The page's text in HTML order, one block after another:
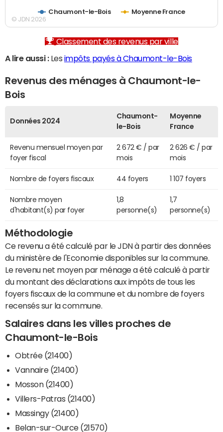
Chaumont-le-Bois Moyenne France
© JDN 2026
Classement des revenus par ville
A lire aussi :Les impôts payés à Chaumont-le-Bois
Revenus des ménages à Chaumont-le-
Bois
Données 2024
Chaumont-
le-Bois
Moyenne
France
Revenu mensuel moyen par
foyer fiscal
2 672 € / par
mois
2 626 € / par
mois
Nombre de foyers fiscaux 44 foyers 1 107 foyers
Nombre moyen
d'habitant(s) par foyer
1,8
personne(s)
1,7
personne(s)
Méthodologie
Ce revenu a été calculé par le JDN à partir des données
du ministère de l'Economie disponibles sur la commune.
Le revenu net moyen par ménage a été calculé à partir
du montant des déclarations aux impôts de tous les
foyers fiscaux de la commune et du nombre de foyers
recensés sur la commune.
Salaires dans les villes proches de
Chaumont-le-Bois
Obtrée (21400)
Vannaire (21400)
Mosson (21400)
Villers-Patras (21400)
Massingy (21400)
Belan-sur-Ource (21570)